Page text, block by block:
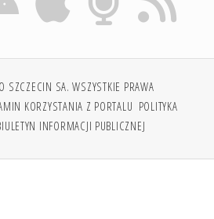
SZCZECIN SA. WSZYSTKIE PRAWA
KORZYSTANIA Z PORTALU POLITYKA
INFORMACJI PUBLICZNEJ